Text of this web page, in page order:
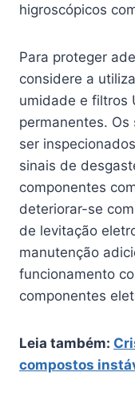
higroscópicos
Para proteger
considere a
umidade e filtros
permanentes.
ser
sinais de
componentes
deteriorar-se
de levitação
manutenção
funcionamento
componentes
Leia também:
compostos